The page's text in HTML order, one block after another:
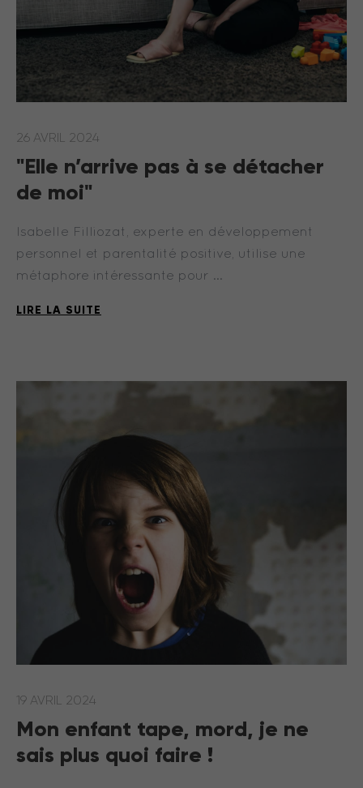
26 AVRIL 2024
"Elle n’arrive pas à se détacher
de moi"
Isabelle Filliozat, experte en développement
personnel et parentalité positive, utilise une
métaphore intéressante pour …
LIRE LA SUITE
19 AVRIL 2024
Mon enfant tape, mord, je ne
sais plus quoi faire !